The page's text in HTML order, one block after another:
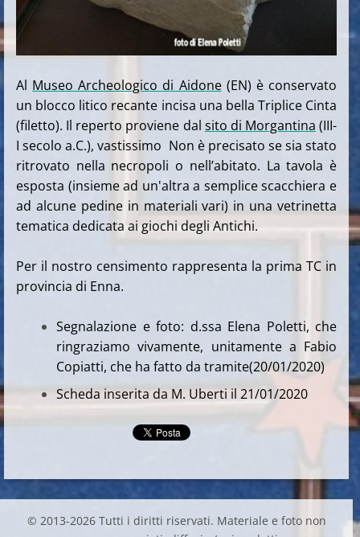
Al Museo Archeologico di Aidone(EN) è conservato
un blocco litico recante incisa una bella Triplice Cinta
(filetto). Il reperto proviene dal sito di Morgantina (III-
I secolo a.C.), vastissimo Non è precisato se sia stato
ritrovato nella necropoli o nell’abitato. La tavola è
esposta (insieme ad un'altra a semplice scacchiera e
ad alcune pedine in materiali vari) in una vetrinetta
tematica dedicata ai giochi degli Antichi.
Per il nostro censimento rappresenta la prima TC in
provincia di Enna.
Segnalazione e foto: d.ssa Elena Poletti, che
ringraziamo vivamente, unitamente a Fabio
Copiatti, che ha fatto da tramite(20/01/2020)
Scheda inserita da M. Uberti il 21/01/2020
© 2013-2026 Tutti i diritti riservati. Materiale e foto non